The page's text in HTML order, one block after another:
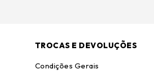
TROCAS E DEVOLUÇÕES
Condições Gerais